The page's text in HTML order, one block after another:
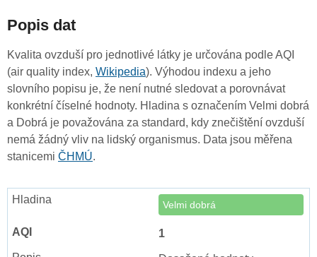
Popis dat
Kvalita ovzduší pro jednotlivé látky je určována podle AQI
(air quality index, Wikipedia). Výhodou indexu a jeho
slovního popisu je, že není nutné sledovat a porovnávat
konkrétní číselné hodnoty. Hladina s označením Velmi dobrá
a Dobrá je považována za standard, kdy znečištění ovzduší
nemá žádný vliv na lidský organismus. Data jsou měřena
stanicemi ČHMÚ.
Velmi dobrá
1